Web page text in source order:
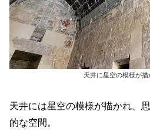
天井に星空の模様が描
天井には星空の模様が描かれ、
的な空間。